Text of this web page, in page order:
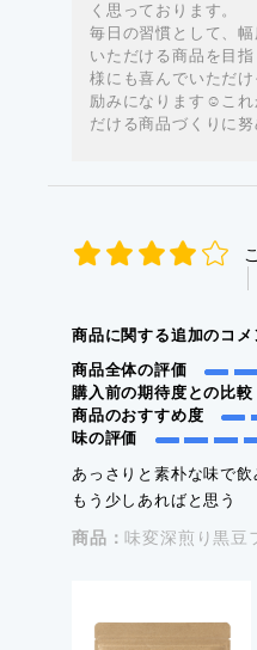
く思っております。
毎日の習慣として、
いただける商品を目
様にも喜んでいただ
励みになります☺️これ
だける商品づくりに努
商品に関する追加のコ
商品全体の評価
購入前の期待度との比較
商品のおすすめ度
味の評価
あっさりと素朴な味で
もう少しあればと思う
商品： 味変深煎り黒豆